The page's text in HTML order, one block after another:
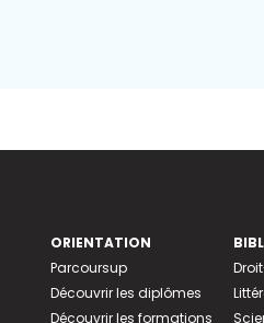
ORIENTATION
Parcoursup
Découvrir les diplômes
Découvrir les formations